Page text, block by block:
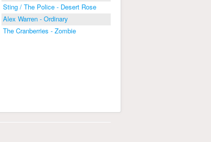
Sting / The Police - Desert Rose
Alex Warren - Ordinary
The Cranberries - Zombie